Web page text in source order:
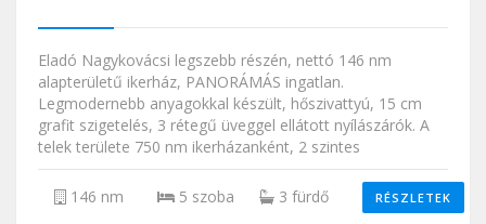
Eladó Nagykovácsi legszebb részén, nettó 146 nm
alapterületű ikerház, PANORÁMÁS ingatlan.
Legmodernebb anyagokkal készült, hőszivattyú, 15 cm
grafit szigetelés, 3 rétegű üveggel ellátott nyílászárók. A
telek területe 750 nm ikerházanként, 2 szintes
146 nm 5 szoba 3 fürdő RÉSZLETEK